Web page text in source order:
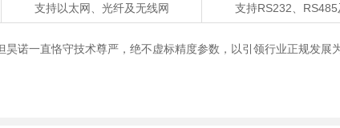
支持以太网、光纤及无线网 支持RS232、RS485
诺一直恪守技术尊严，绝不虚标精度参数，以引领行业正规发展